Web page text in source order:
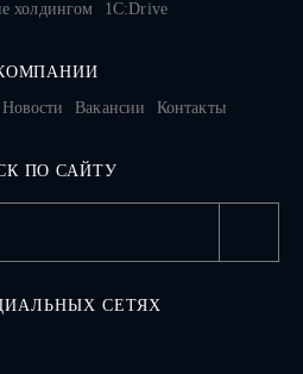
холдингом 1C:Drive
Новости Вакансии Контакты
ПО САЙТУ
СЕТЯХ